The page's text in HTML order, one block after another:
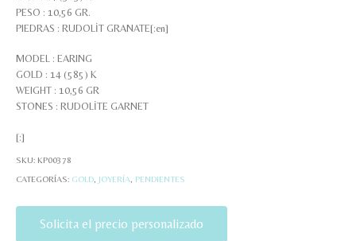
PESO : 10,56 GR.
PIEDRAS : RUDOLİT GRANATE[:en]
MODEL : EARING
GOLD : 14 (585) K
WEIGHT : 10,56 GR
STONES : RUDOLİTE GARNET
[:]
SKU: KP00378
CATEGORÍAS: GOLD JOYERÍA PENDIENTES
Solicita el precio personalizado